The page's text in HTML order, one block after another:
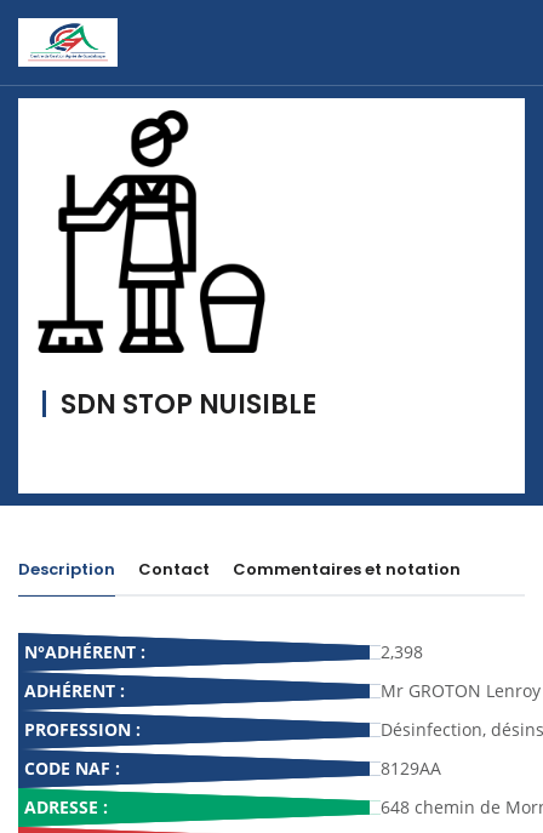
SDN STOP NUISIBLE
Description Contact Commentaires et notation
N°ADHÉRENT :
2,398
ADHÉRENT :
Mr GROTON Lenroy
PROFESSION :
Désinfection,
CODE NAF :
8129AA
ADRESSE :
648 chemin de